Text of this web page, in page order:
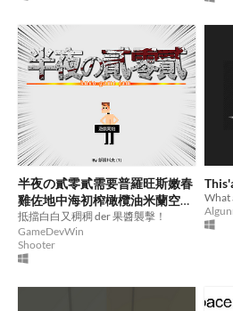
半夜の貳零貳需要普羅旺斯嫩春
雞佐地中海初榨橄欖油米蘭空運
蘿勒葉來陪伴
抵擋白白又稠稠 der 果醬襲擊！
GameDevWin
Shooter
What